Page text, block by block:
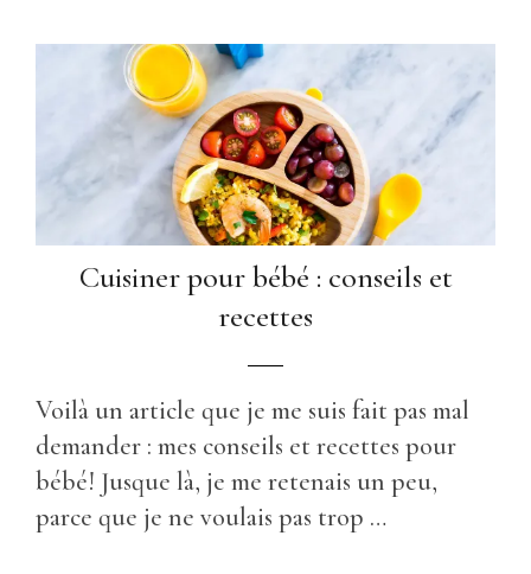
Cuisiner pour bébé : conseils et
recettes
Voilà un article que je me suis fait pas mal
demander : mes conseils et recettes pour
bébé! Jusque là, je me retenais un peu,
parce que je ne voulais pas trop …